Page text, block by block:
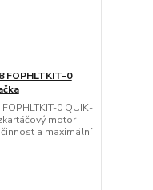
FOPHLTKIT-0
0 QUIK-
motor
a maximální